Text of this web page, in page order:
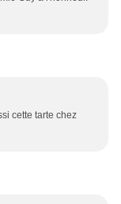
cette tarte chez